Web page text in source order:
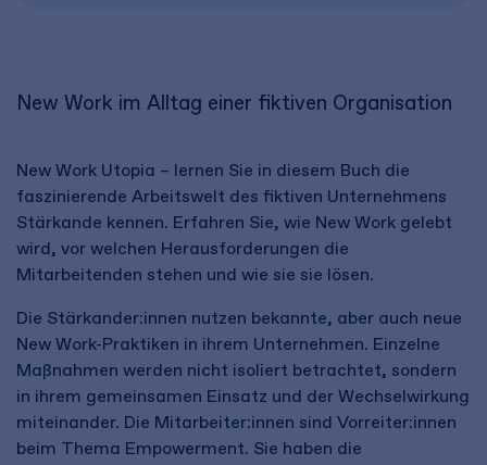
New Work im Alltag einer fiktiven Organisation
New Work Utopia – lernen Sie in diesem Buch die
faszinierende Arbeitswelt des fiktiven Unternehmens
Stärkande kennen. Erfahren Sie, wie New Work gelebt
wird, vor welchen Herausforderungen die
Mitarbeitenden stehen und wie sie sie lösen.
Die Stärkander:innen nutzen bekannte, aber auch neue
New Work-Praktiken in ihrem Unternehmen. Einzelne
Maßnahmen werden nicht isoliert betrachtet, sondern
in ihrem gemeinsamen Einsatz und der Wechselwirkung
miteinander. Die Mitarbeiter:innen sind Vorreiter:innen
beim Thema Empowerment. Sie haben die